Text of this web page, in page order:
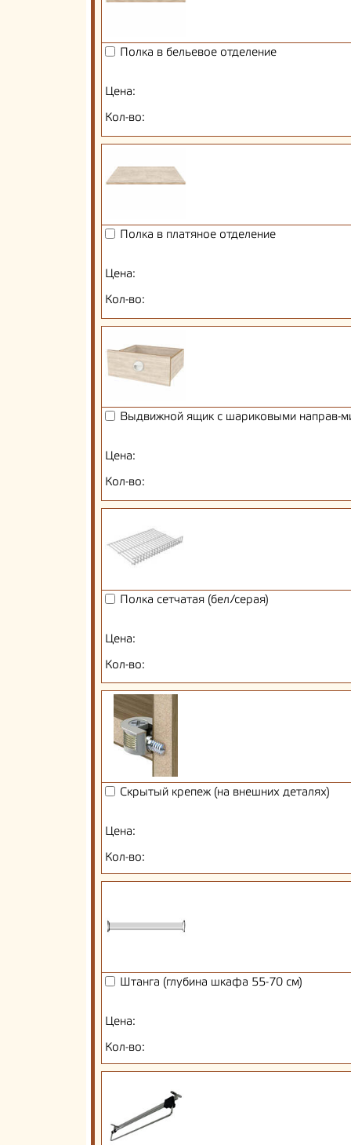
Полка в бельевое отделение
Цена:
Кол-во:
Полка в платяное отделение
Цена:
Кол-во:
Выдвижной ящик с шариковыми направ-
Цена:
Кол-во:
Полка сетчатая (бел/серая)
Цена:
Кол-во:
Скрытый крепеж (на внешних деталях)
Цена:
Кол-во:
Штанга (глубина шкафа 55-70 см)
Цена:
Кол-во: